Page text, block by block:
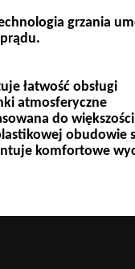
grzania
łatwość obsługi
atmosferyczne
do
obudowie
komfortowe